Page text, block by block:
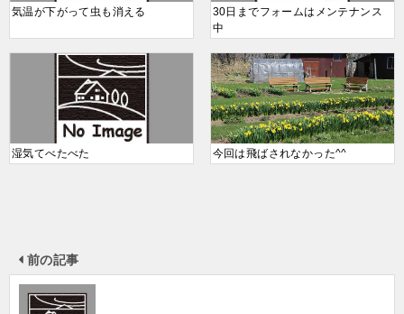
気温が下がって虫も消える
30日までフォームはメンテナンス
中
湿気てべたべた 今回は飛ばされなかった^^
前の記事